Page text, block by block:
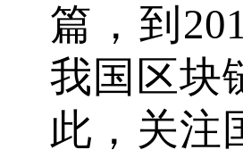
篇，到
我国区块
此，关注